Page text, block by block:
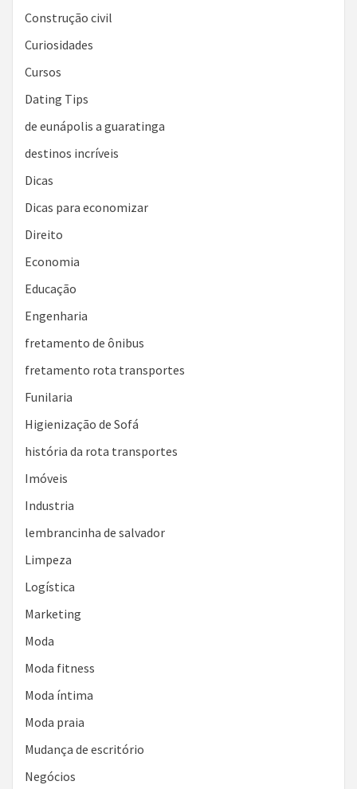
Construção civil
Curiosidades
Cursos
Dating Tips
de eunápolis a guaratinga
destinos incríveis
Dicas
Dicas para economizar
Direito
Economia
Educação
Engenharia
fretamento de ônibus
fretamento rota transportes
Funilaria
Higienização de Sofá
história da rota transportes
Imóveis
Industria
lembrancinha de salvador
Limpeza
Logística
Marketing
Moda
Moda fitness
Moda íntima
Moda praia
Mudança de escritório
Negócios